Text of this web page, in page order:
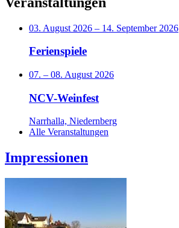
03. August 2026 – 14. September 2026
Ferienspiele
07. – 08. August 2026
NCV-Weinfest
Narrhalla, Niedernberg
Alle Veranstaltungen
Impressionen